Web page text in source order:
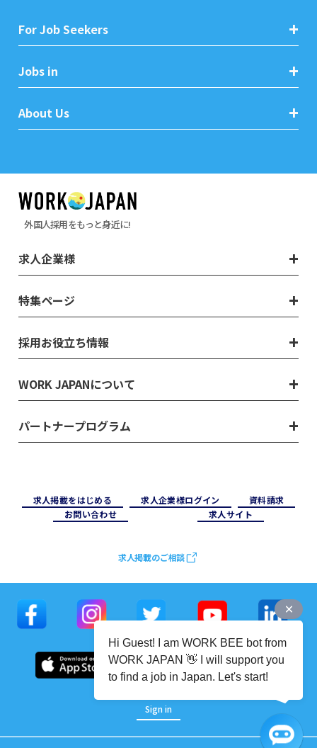
For Job Seekers
Jobs in
About Us
外国人採用をもっと身近に!
求人企業様
特集ページ
採用お役立ち情報
WORK JAPANについて
パートナープログラム
求⼈掲載をはじめる 求⼈企業様ログイン
資料請求
お問い合わせ
求⼈サイト
求人掲載のご相談
Sign in
Hi Guest! I am WORK BEE bot from
WORK JAPAN 👋 I will support you
to find a job in Japan. Let's start!